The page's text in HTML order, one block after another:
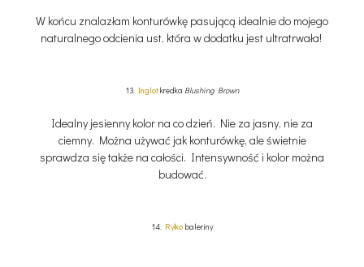
W końcu znalazłam konturówkę pasującą idealnie do mojego
naturalnego odcienia ust, która w dodatku jest ultratrwała!
13. Inglotkredka Blushing Brown
Idealny jesienny kolor na co dzień. Nie za jasny, nie za
ciemny. Można używać jak konturówkę, ale świetnie
sprawdza się także na całości. Intensywność i kolor można
budować.
14. Ryłkobaleriny